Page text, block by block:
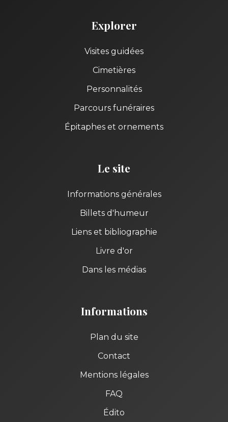
Explorer
Visites guidées
Cimetières
Personnalités
Parcours funéraires
Épitaphes et ornements
Le site
Informations générales
Billets d'humeur
Liens et bibliographie
Livre d'or
Dans les médias
Informations
Plan du site
Contact
Mentions légales
FAQ
Édito